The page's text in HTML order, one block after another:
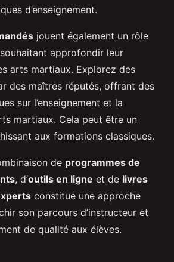
d’enseignement.
jouent également un rôle
approfondir leur
arts martiaux. Explorez des
des maîtres réputés, offrant des
sur l’enseignement et la
martiaux. Cela peut être un
aux formations classiques.
de programmes de
, d’outils en ligne et de livres
constitue une approche
son parcours d’instructeur et
de qualité aux élèves.